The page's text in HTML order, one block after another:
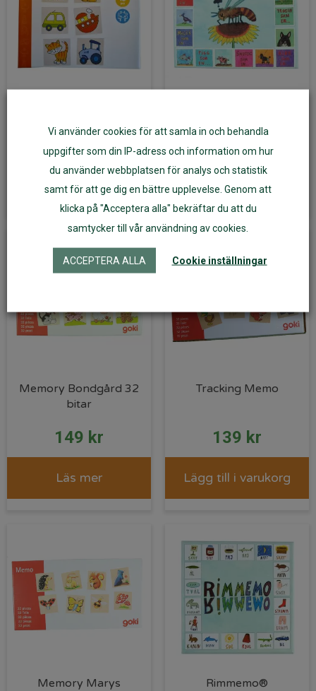
Mitt första memory 16
129
Läs mer
Arg som ett Bi Memo
145 kr
Lägg till i varukorg
Memory Bondgård 32
bitar
149 kr
Läs mer
Tracking Memo
139 kr
Lägg till i varukorg
Memory Marys
Rimmemo®
Vi använder cookies för att samla in och behandla
uppgifter som din IP-adress och information om hur
du använder webbplatsen för analys och statistik
samt för att ge dig en bättre upplevelse. Genom att
klicka på "Acceptera alla" bekräftar du att du
samtycker till vår användning av cookies.
ACCEPTERA ALLA Cookie inställningar